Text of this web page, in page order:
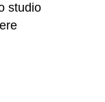
studio